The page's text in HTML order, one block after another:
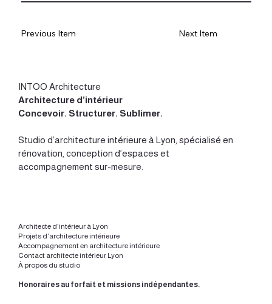
Previous Item Next Item
INTOO Architecture
Architecture d’intérieur
Concevoir. Structurer. Sublimer.
Studio d’architecture intérieure à Lyon , spécialisé en
rénovation, conception d’espaces et
accompagnement sur-mesure.
Architecte d’intérieur à Lyon
Projets d’architecture intérieure
Accompagnement en architecture intérieure
Contact architecte intérieur Lyon
À propos du studio
Honoraires au forfait et missions indépendantes.